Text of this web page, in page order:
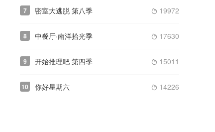
7  19972
密室大逃脱 第八季
8  17630
中餐厅·南洋拾光季
9  15011
开始推理吧 第四季
10  14226
你好星期六